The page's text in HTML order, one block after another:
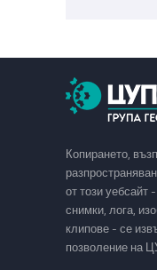
Копирането,
от този уебсайт
снимки, лога,
клипове - се
позволение на